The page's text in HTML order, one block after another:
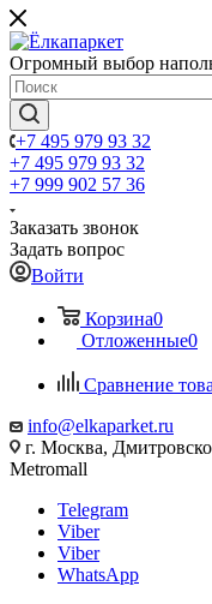
Огромный выбор
+7 495 979 93 32
+7 495 979 93 32
+7 999 902 57 36
Заказать звонок
Задать вопрос
Войти
Корзина0
Отложенные0
Сравнение
info@elkaparket.ru
г. Москва,
Metromall
Telegram
Viber
Viber
WhatsApp